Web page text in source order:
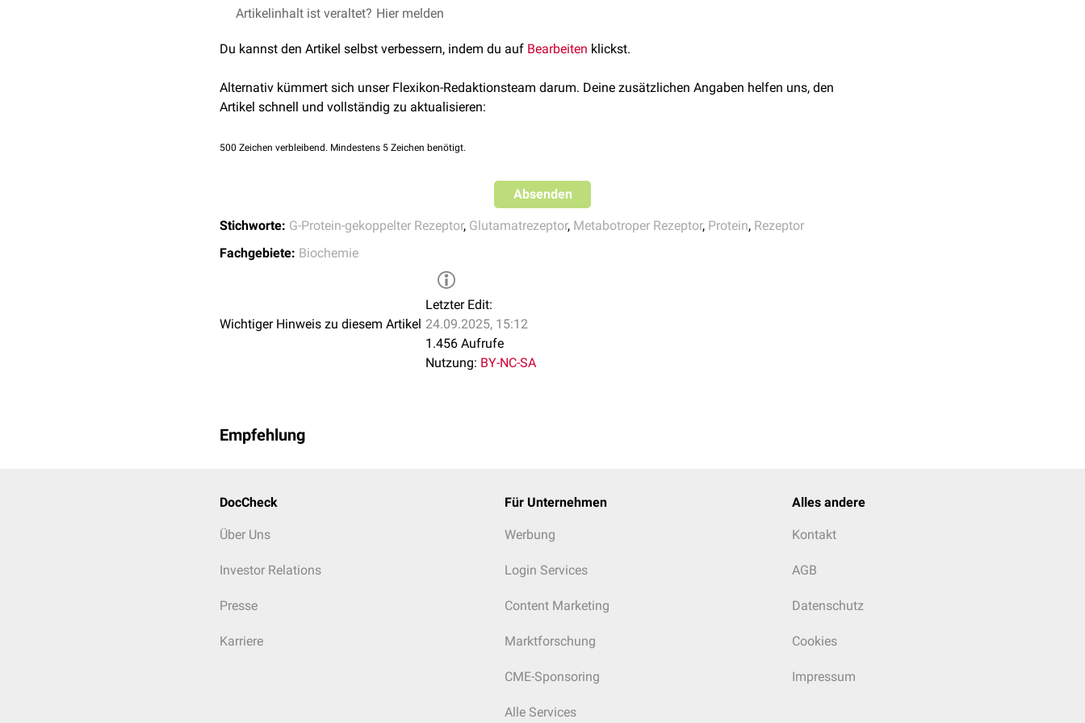
Zudem fungiert mGluR4 vermutlich wie
uniprot.org - GRM4
, abgerufen am 08.12.2021
Sciences, 2019
Artikelinhalt ist veraltet? Hier melden
Du kannst den Artikel selbst verbessern, indem du auf Bearbeiten klickst.
Alternativ kümmert sich unser Flexikon-Redaktionsteam darum. Deine zusätzlichen Angaben helfen uns, den
Artikel schnell und vollständig zu aktualisieren:
500 Zeichen verbleibend. Mindestens 5 Zeichen benötigt.
Absenden
Stichworte: G-Protein-gekoppelter Rezeptor, Glutamatrezeptor, Metabotroper Rezeptor, Protein, Rezeptor
Fachgebiete: Biochemie
Wichtiger Hinweis zu diesem Artikel
Letzter Edit:
24.09.2025, 15:12
1.456 Aufrufe
Nutzung: BY-NC-SA
Empfehlung
DocCheck
Über Uns
Investor Relations
Presse
Karriere
Für Unternehmen
Werbung
Login Services
Content Marketing
Marktforschung
CME-Sponsoring
Alle Services
Alles andere
Kontakt
AGB
Datenschutz
Cookies
Impressum